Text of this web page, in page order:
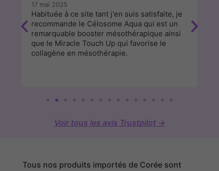
17 mai 2025
Habituée à ce site tant j'en suis satisfaite, je
recommande le Célosome Aqua qui est un
remarquable booster mésothérapique ainsi
que le Miracle Touch Up qui favorise le
collagène en mésothérapie.
Voir tous les avis Trustpilot →
Tous nos produits importés de Corée sont